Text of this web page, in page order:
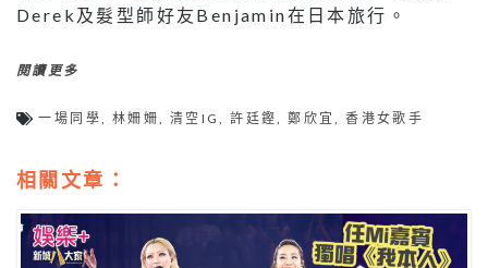
Derek及髮型師好友Benjamin在日本旅行。
閱讀更多
一場同學 林姍姍 清空IG ,許廷鏗 ,鄭欣宜 ,香港女歌手
相關文章：